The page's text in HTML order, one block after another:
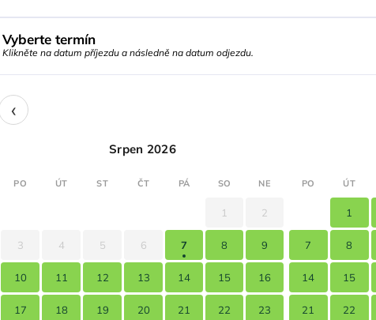
Vyberte termín
Klikněte na datum příjezdu a následně na datum odjezdu.
‹
Srpen 2026
PO ÚT ST ČT PÁ SO NE
1 2
3 4 5 6 7 8 9
10 11 12 13 14 15 16
17 18 19 20 21 22 23
PO ÚT
1
7 8
14 15
21 22